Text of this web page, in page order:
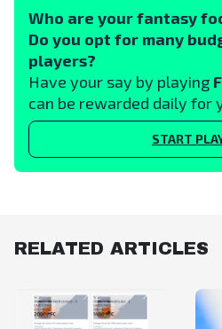
Who are your fantasy
Do you opt for many
players?
Have your say by playing
can be rewarded daily for
START
RELATED ARTICLES